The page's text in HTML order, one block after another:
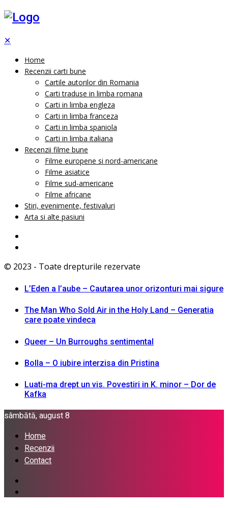
✕
Home
Recenzii carti bune
Cartile autorilor din Romania
Carti traduse in limba romana
Carti in limba engleza
Carti in limba franceza
Carti in limba spaniola
Carti in limba italiana
Recenzii filme bune
Filme europene si nord-americane
Filme asiatice
Filme sud-americane
Filme africane
Stiri, evenimente, festivaluri
Arta si alte pasiuni
© 2023 - Toate drepturile rezervate
L’Eden a I’aube – Cautarea unor orizonturi mai sigure
The Man Who Sold Air in the Holy Land – Generatia
care poate vindeca
Queer – Un Burroughs sentimental
Bolla – O iubire interzisa din Pristina
Luati-ma drept un vis. Povestiri in K. minor – Dor de
Kafka
sâmbătă, august 8
Home
Recenzii
Contact